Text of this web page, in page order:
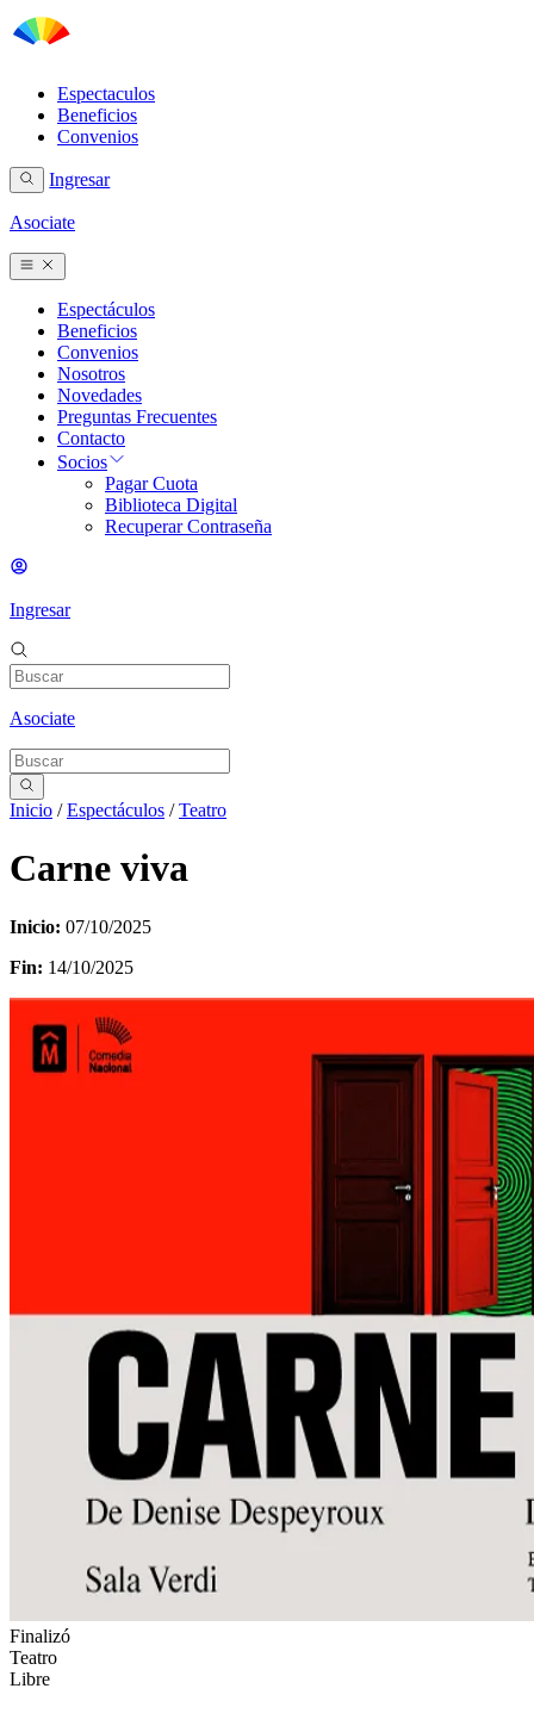
Espectaculos
Beneficios
Convenios
Ingresar
Asociate
Espectáculos
Beneficios
Convenios
Nosotros
Novedades
Preguntas Frecuentes
Contacto
Socios
Pagar Cuota
Biblioteca Digital
Recuperar Contraseña
Ingresar
Asociate
Inicio /Espectáculos /Teatro
Carne viva
Inicio: 07/10/2025
Fin: 14/10/2025
Finalizó
Teatro
Libre